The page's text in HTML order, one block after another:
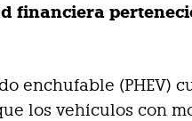
financiera
enchufable (PHEV)
los vehículos con